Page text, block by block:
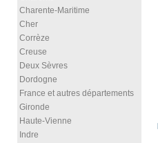
Charente-Maritime
Cher
Corrèze
Creuse
Deux Sèvres
Dordogne
France et autres départements
Gironde
Haute-Vienne
Indre